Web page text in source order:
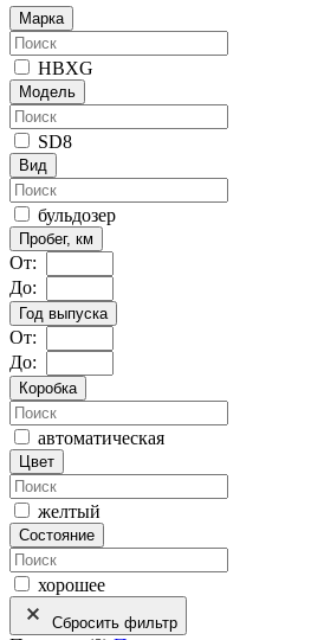
Марка
HBXG
Модель
SD8
Вид
бульдозер
Пробег, км
От:
До:
Год выпуска
От:
До:
Коробка
автоматическая
Цвет
желтый
Состояние
хорошее
Сбросить фильтр